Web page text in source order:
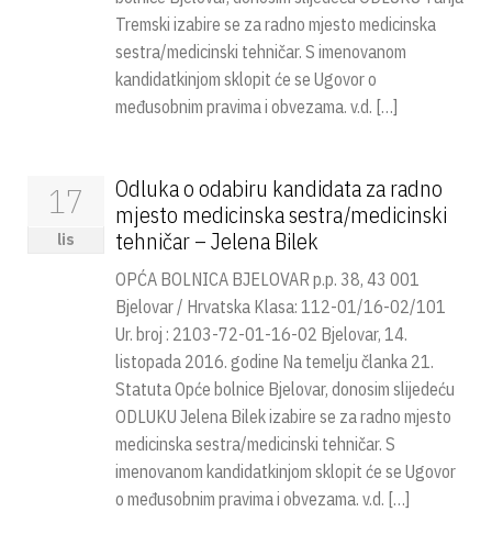
Tremski izabire se za radno mjesto medicinska
sestra/medicinski tehničar. S imenovanom
kandidatkinjom sklopit će se Ugovor o
međusobnim pravima i obvezama. v.d. […]
17
lis
Odluka o odabiru kandidata za radno
mjesto medicinska sestra/medicinski
tehničar – Jelena Bilek
OPĆA BOLNICA BJELOVAR p.p. 38, 43 001
Bjelovar / Hrvatska Klasa: 112-01/16-02/101
Ur. broj : 2103-72-01-16-02 Bjelovar, 14.
listopada 2016. godine Na temelju članka 21.
Statuta Opće bolnice Bjelovar, donosim slijedeću
ODLUKU Jelena Bilek izabire se za radno mjesto
medicinska sestra/medicinski tehničar. S
imenovanom kandidatkinjom sklopit će se Ugovor
o međusobnim pravima i obvezama. v.d. […]